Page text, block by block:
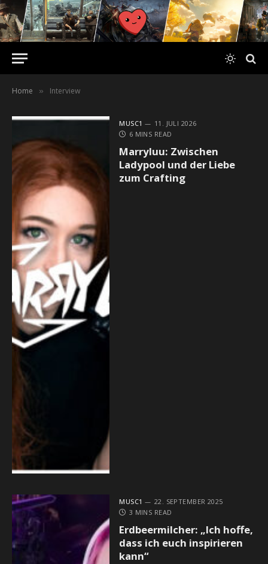
Home » Interview
MUSC1
11. JULI 2026
6 MINS READ
Marryluu: Zwischen
Ladypool und der Liebe
zum Crafting
MUSC1
22. SEPTEMBER 2025
3 MINS READ
Erdbeermilcher: „Ich hoffe,
dass ich euch inspirieren
kann“